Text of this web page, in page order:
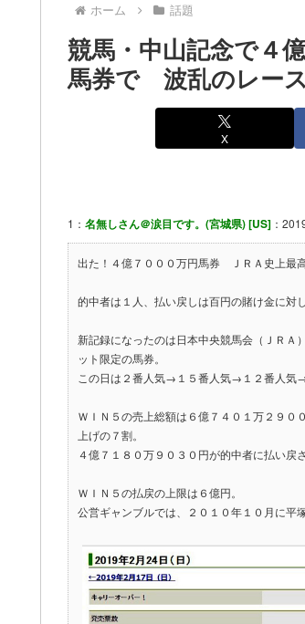
ホーム 話題
競馬・中山記念で４
馬券で 波乱のレー
X
1： 名無しさん＠涙目です。(宮城県) [US] ：
出た！４億７０００万円馬券 ＪＲＡ史上最
的中者は１人、払い戻しは百円の賭け金に対
新記録になったのは日本中央競馬会（ＪＲＡ
ット限定の馬券。
この日は２番人気→１５番人気→１２番人気
ＷＩＮ５の売上総額は６億７４０１万２９０
上げの７割。
４億７１８０万９０３０円が的中者に払い戻
ＷＩＮ５の払戻の上限は６億円。
公営ギャンブルでは、２０１０年１０月に平